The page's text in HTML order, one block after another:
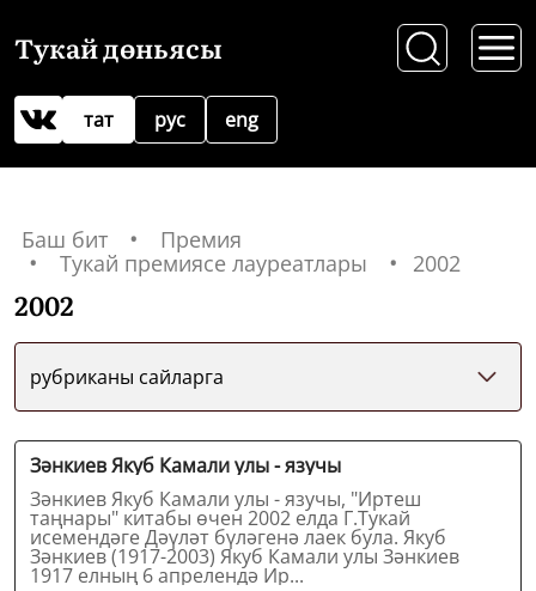
Тукай дөньясы
рус
тат eng
Баш бит
Премия
Тукай премиясе лауреатлары
2002
2002
рубриканы сайларга
Зәнкиев Якуб Камали улы - язучы
Зәнкиев Якуб Камали улы - язучы, "Иртеш
таңнары" китабы өчен 2002 елда Г.Тукай
исемендәге Дәүләт бүләгенә лаек була. Якуб
Зәнкиев (1917-2003) Якуб Камали улы Зәнкиев
1917 елның 6 апрелендә Ир...